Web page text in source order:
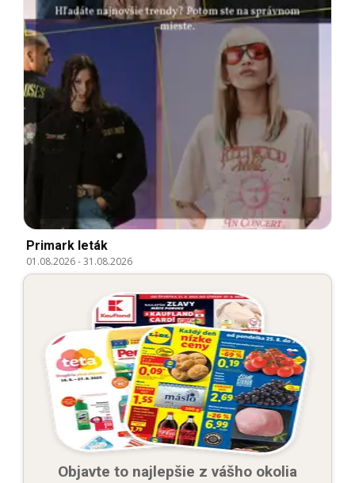
Primark leták
01.08.2026-31.08.2026
Objavte to najlepšie z vášho okolia